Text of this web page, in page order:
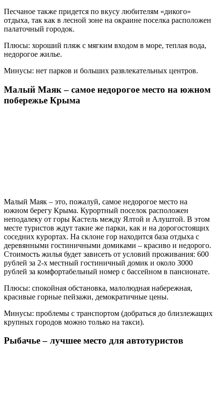
Песчаное также придется по вкусу любителям «дикого»
отдыха, так как в лесной зоне на окраине поселка расположен
палаточный городок.
Плюсы: хороший пляж с мягким входом в море, теплая вода,
недорогое жилье.
Минусы: нет парков и больших развлекательных центров.
Малый Маяк – самое недорогое место на южном
побережье Крыма
Малый Маяк – это, пожалуй, самое недорогое место на
южном берегу Крыма. Курортный поселок расположен
неподалеку от горы Кастель между Ялтой и Алуштой. В этом
месте туристов ждут такие же парки, как и на дорогостоящих
соседних курортах. На склоне гор находится база отдыха с
деревянными гостиничными домиками – красиво и недорого.
Стоимость жилья будет зависеть от условий проживания: 600
рублей за 2-х местный гостиничный домик и около 3000
рублей за комфортабельный номер с бассейном в пансионате.
Плюсы: спокойная обстановка, малолюдная набережная,
красивые горные пейзажи, демократичные цены.
Минусы: проблемы с транспортом (добраться до близлежащих
крупных городов можно только на такси).
Рыбачье – лучшее место для автотуристов